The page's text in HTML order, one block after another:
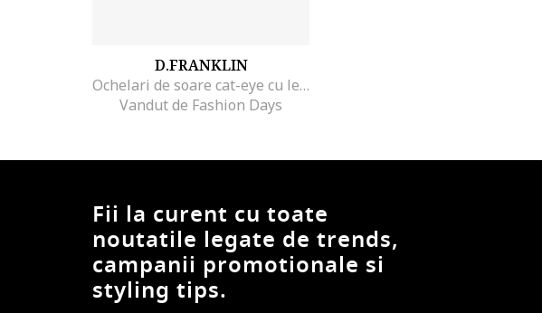
D.FRANKLIN
Ochelari de soare cat-eye cu lentile in degrade, Negru
Vandut de Fashion Days
Fii la curent cu toate
noutatile legate de trends,
campanii promotionale si
styling tips.